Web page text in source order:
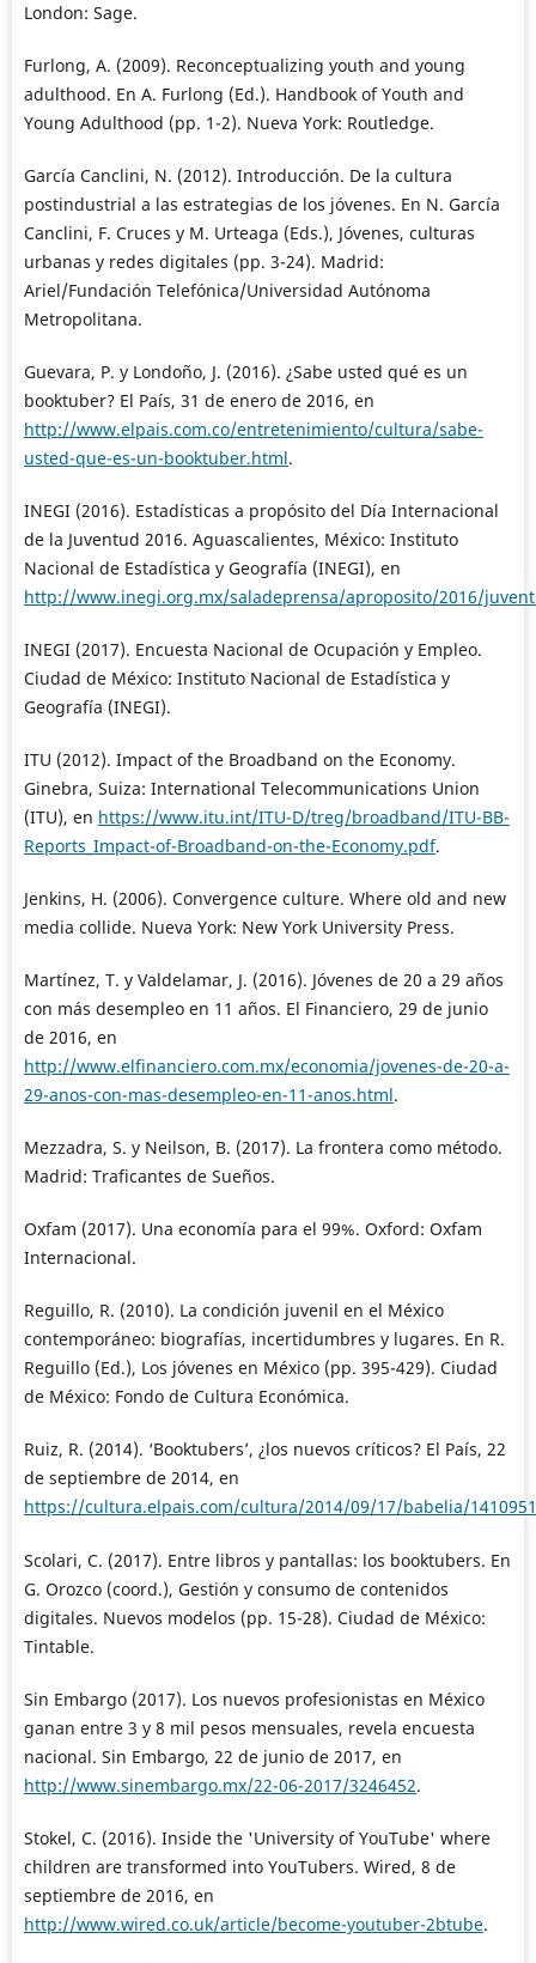
London: Sage.
Furlong, A. (2009). Reconceptualizing youth and young
adulthood. En A. Furlong (Ed.). Handbook of Youth and
Young Adulthood (pp. 1-2). Nueva York: Routledge.
García Canclini, N. (2012). Introducción. De la cultura
postindustrial a las estrategias de los jóvenes. En N. García
Canclini, F. Cruces y M. Urteaga (Eds.), Jóvenes, culturas
urbanas y redes digitales (pp. 3-24). Madrid:
Ariel/Fundación Telefónica/Universidad Autónoma
Metropolitana.
Guevara, P. y Londoño, J. (2016). ¿Sabe usted qué es un
booktuber? El País, 31 de enero de 2016, en
http://www.elpais.com.co/entretenimiento/cultura/sabe-
usted-que-es-un-booktuber.html.
INEGI (2016). Estadísticas a propósito del Día Internacional
de la Juventud 2016. Aguascalientes, México: Instituto
Nacional de Estadística y Geografía (INEGI), en
http://www.inegi.org.mx/saladeprensa/aproposito/2016/
INEGI (2017). Encuesta Nacional de Ocupación y Empleo.
Ciudad de México: Instituto Nacional de Estadística y
Geografía (INEGI).
ITU (2012). Impact of the Broadband on the Economy.
Ginebra, Suiza: International Telecommunications Union
(ITU), en https://www.itu.int/ITU-D/treg/broadband/ITU-BB-
Reports_Impact-of-Broadband-on-the-Economy.pdf.
Jenkins, H. (2006). Convergence culture. Where old and new
media collide. Nueva York: New York University Press.
Martínez, T. y Valdelamar, J. (2016). Jóvenes de 20 a 29 años
con más desempleo en 11 años. El Financiero, 29 de junio
de 2016, en
http://www.elfinanciero.com.mx/economia/jovenes-de-20-a-
29-anos-con-mas-desempleo-en-11-anos.html.
Mezzadra, S. y Neilson, B. (2017). La frontera como método.
Madrid: Traficantes de Sueños.
Oxfam (2017). Una economía para el 99%. Oxford: Oxfam
Internacional.
Reguillo, R. (2010). La condición juvenil en el México
contemporáneo: biografías, incertidumbres y lugares. En R.
Reguillo (Ed.), Los jóvenes en México (pp. 395-429). Ciudad
de México: Fondo de Cultura Económica.
Ruiz, R. (2014). ‘Booktubers’, ¿los nuevos críticos? El País, 22
de septiembre de 2014, en
https://cultura.elpais.com/cultura/2014/09/17/babelia/
Scolari, C. (2017). Entre libros y pantallas: los booktubers. En
G. Orozco (coord.), Gestión y consumo de contenidos
digitales. Nuevos modelos (pp. 15-28). Ciudad de México:
Tintable.
Sin Embargo (2017). Los nuevos profesionistas en México
ganan entre 3 y 8 mil pesos mensuales, revela encuesta
nacional. Sin Embargo, 22 de junio de 2017, en
http://www.sinembargo.mx/22-06-2017/3246452.
Stokel, C. (2016). Inside the 'University of YouTube' where
children are transformed into YouTubers. Wired, 8 de
septiembre de 2016, en
http://www.wired.co.uk/article/become-youtuber-2btube.